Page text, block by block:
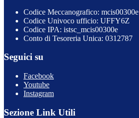
Codice Meccanografico: mcis00300e
Codice Univoco ufficio: UFFY6Z
Codice IPA: istsc_mcis00300e
Conto di Tesoreria Unica: 0312787
Seguici su
Facebook
Youtube
Instagram
Sezione Link Utili